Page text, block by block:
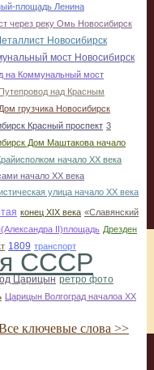
площадь Ленина
через реку Омь Новосибирск
Новосибирск
мост Новосибирск
на Коммунальный мост
Путепровод над Красным
Дом грузчика Новосибирск
Красный проспект 3
Дом Маштакова начало
начало ХХ века
начало ХХ века
улица начало ХХ века
конец ХІХ века «Славянский
II)площадь Дрезден
1809 транспорт
СССР
Царицын ретро фото
Царицын Волгоград началоа ХХ
ключевые слова >>